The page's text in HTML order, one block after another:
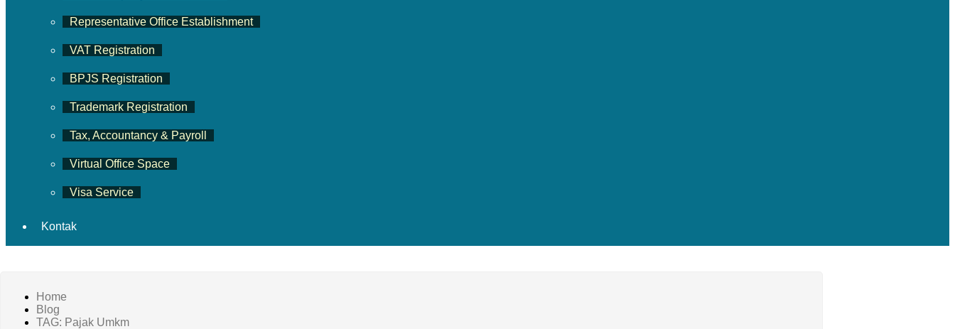
Representative Office Establishment
VAT Registration
BPJS Registration
Trademark Registration
Tax, Accountancy & Payroll
Virtual Office Space
Visa Service
Kontak
Home
Blog
TAG: Pajak Umkm